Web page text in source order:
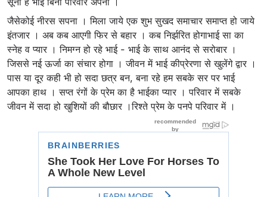
जैसेकोई नीरस सपना । मिला जाये एक शुभ सुखद समाचार समाप्त हो जाये
इंतजार । अब कब आएगी फिर से बहार । कब निर्झरित होगाभाई सा का
स्नेह व प्यार । निमग्न हो रहे भाई - भाई के साथ आनंद से सरोबार ।
जिससे नई ऊर्जा का संचार होगा । जीवन में भाई कीप्रेरणा से खुलेंगे द्वार ।
पास या दूर कही भी हो सदा छत्र बन, बना रहे हम सबके सर पर भाई
आपका हाथ । सप्त रंगों के‌ प्रेम का है भाईका प्यार । परिवार में सबके
जीवन में सदा हो खुशियों की बौछार ।रिश्ते प्रेम के पनपे परिवार में ।